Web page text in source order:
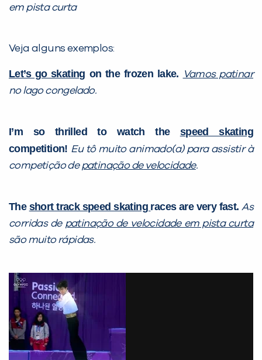
em pista curta
Veja alguns exemplos:
Let’s go skating on the frozen lake.
Vamos patinar
no lago congelado.
I’m so thrilled to watch the speed skating
competition! Eu tô muito animado(a) para assistir à
competição depatinação de velocidade.
The short track speed skating races are very fast.As
corridas de patinação de velocidade em pista curta
são muito rápidas.